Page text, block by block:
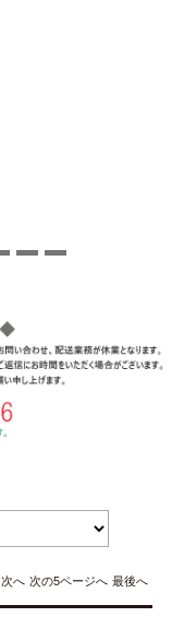
次へ 次の5ページへ 最後へ